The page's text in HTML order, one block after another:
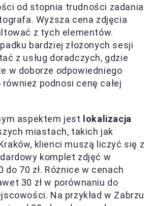
od stopnia trudności zadania
Wyższa cena zdjęcia
z tych elementów.
bardziej złożonych sesji
z usług doradczych, gdzie
w doborze odpowiedniego
podnosi cenę całej
aspektem jest
lokalizacja
miastach, takich jak
klienci muszą liczyć się z
komplet zdjęć w
do 70 zł. Różnice w cenach
30 zł w porównaniu do
Na przykład w Zabrzu